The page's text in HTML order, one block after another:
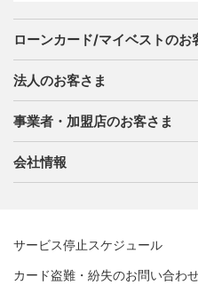
お客さまサポート
サイトマップ
特典・サービス
選べるお支払方法
お客さまサポート
サイトマップ
ローンカード/マイベストのお
ご利用・お支払い方法
ATMネットワーク
借入時残高スライドリボ
各種照会・お手続き
三菱UFJニコス ローンカー
法人のお客さま
三菱ＵＦＪカード会員の方
NICOSカード会員の方
各種照会・お手続き
法人のお客さま サイトマッ
事業者・加盟店のお客さま
お取り扱いいただけるカ
加盟店規約/その他ご注意事
サービス・ソリューション
会社情報
三菱UFJニコスについて
経営ビジョン・行動規範
企業姿勢・ポリシー
サービス停止スケジュール
カード盗難・紛失のお問い合わ